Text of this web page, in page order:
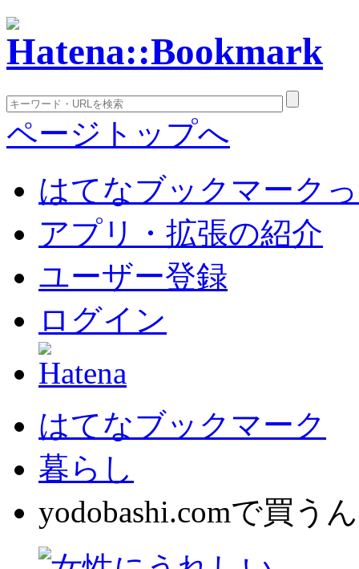
ページトップへ
はてなブックマーク
アプリ・拡張の紹介
ユーザー登録
ログイン
はてなブックマーク
暮らし
yodobashi.comで買う